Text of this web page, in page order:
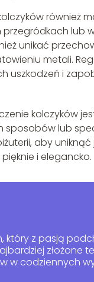
również
lub
unikać
metali.
uszkodzeń i
kolczyków
lub
aby uniknąć
i elegancko.
który z pasją
złożone
w codziennych